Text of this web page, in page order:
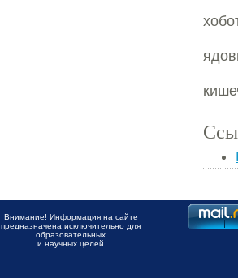
Внимание! Информация на сайте
предназначена исключительно для
образовательных
и научных целей